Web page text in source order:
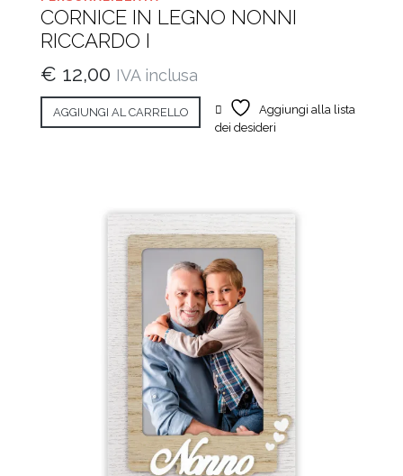
CORNICE IN LEGNO NONNI
RICCARDO I
€ 12,00 IVA inclusa
AGGIUNGI AL CARRELLO
Aggiungi alla lista
dei desideri